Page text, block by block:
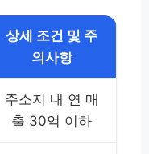
상세 조건 및 주
의사항
주소지 내 연 매
출 30억 이하